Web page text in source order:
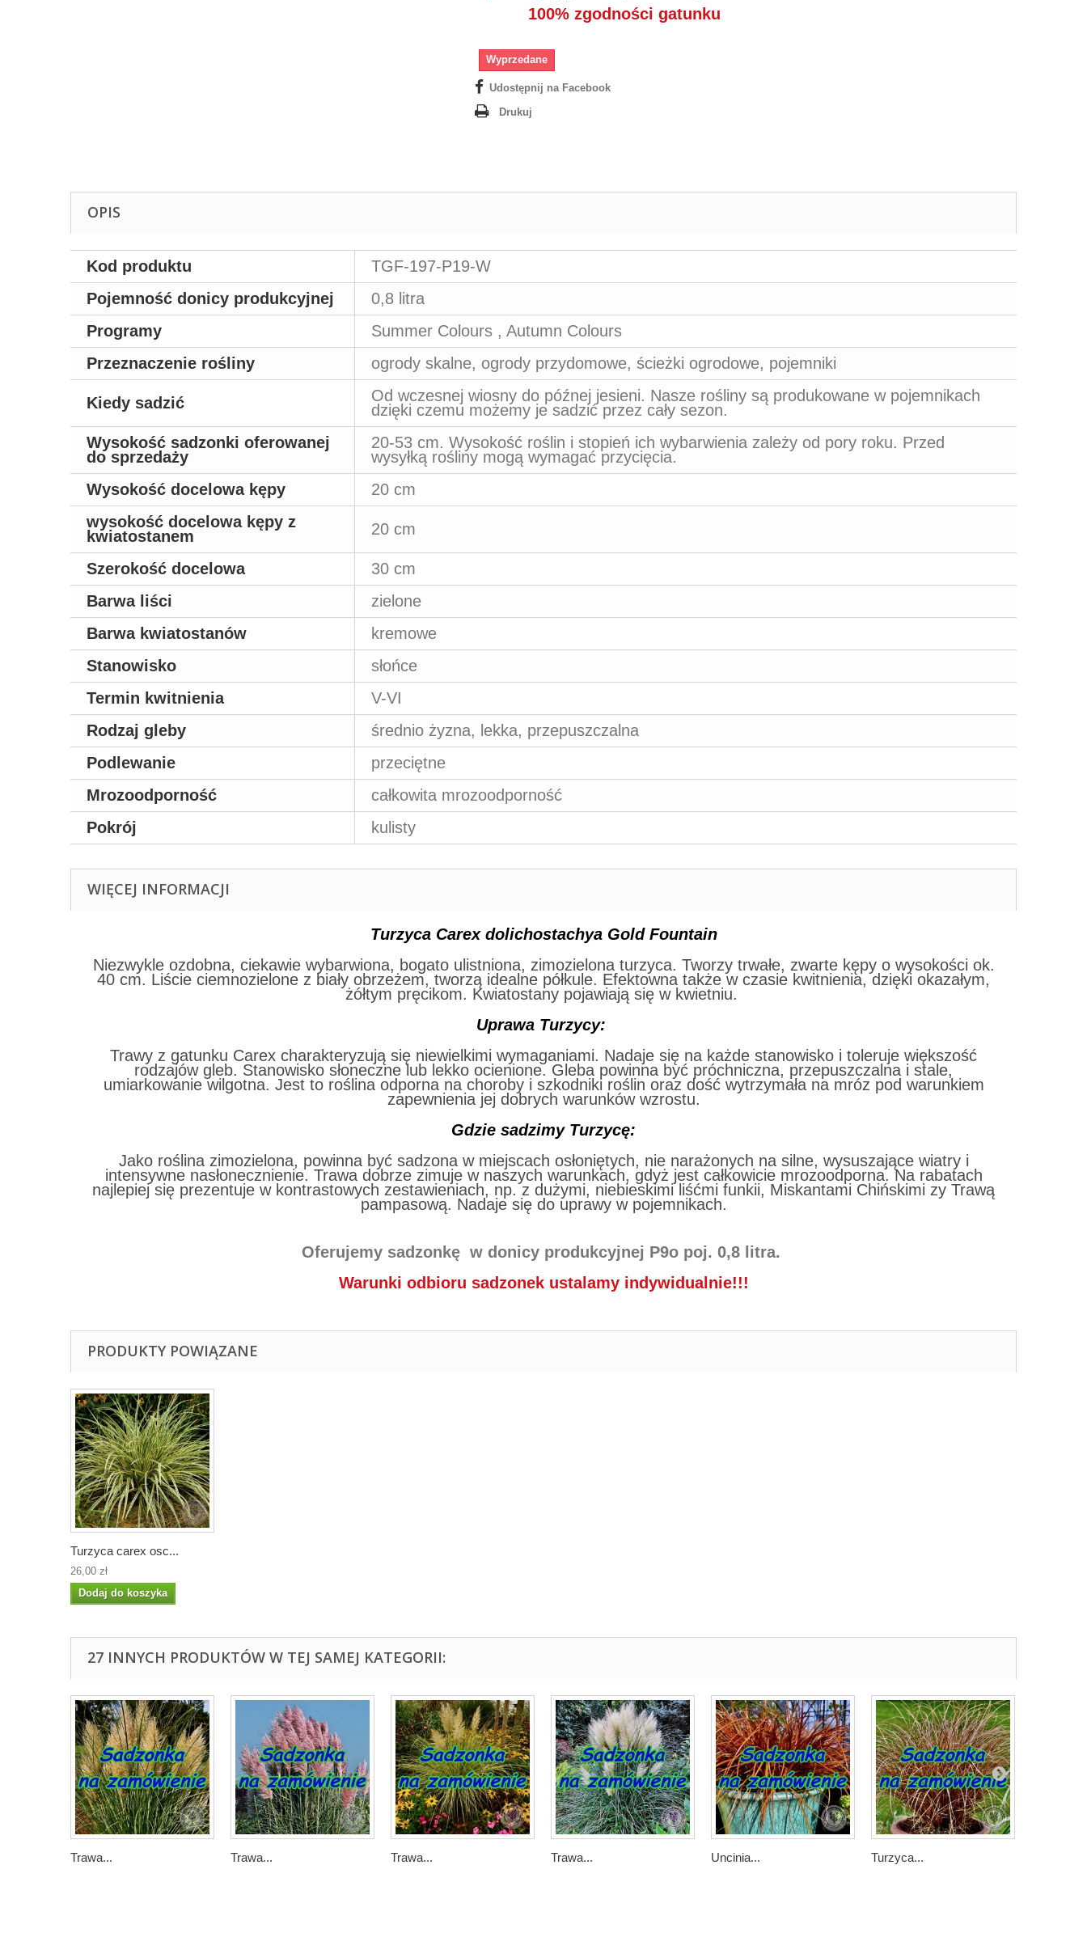
100% zgodności gatunku
Wyprzedane
Udostępnij na Facebook
Drukuj
OPIS
Kod produktu
TGF-197-P19-W
Pojemność donicy produkcyjnej
0,8 litra
Programy
Summer Colours , Autumn Colours
Przeznaczenie rośliny
ogrody skalne, ogrody przydomowe, ścieżki ogrodowe, pojemniki
Kiedy sadzić
Od wczesnej wiosny do późnej jesieni. Nasze rośliny są produkowane w pojemnikach
dzięki czemu możemy je sadzić przez cały sezon.
Wysokość sadzonki oferowanej
do sprzedaży
20-53 cm. Wysokość roślin i stopień ich wybarwienia zależy od pory roku. Przed
wysyłką rośliny mogą wymagać przycięcia.
Wysokość docelowa kępy
20 cm
wysokość docelowa kępy z
kwiatostanem
20 cm
Szerokość docelowa
30 cm
Barwa liści
zielone
Barwa kwiatostanów
kremowe
Stanowisko
słońce
Termin kwitnienia
V-VI
Rodzaj gleby
średnio żyzna, lekka, przepuszczalna
Podlewanie
przeciętne
Mrozoodporność
całkowita mrozoodporność
Pokrój
kulisty
WIĘCEJ INFORMACJI
Turzyca Carex dolichostachya Gold Fountain
Niezwykle ozdobna, ciekawie wybarwiona, bogato ulistniona, zimozielona turzyca. Tworzy trwałe, zwarte kępy o wysokości ok.
40 cm. Liście ciemnozielone z biały obrzeżem, tworzą idealne półkule. Efektowna także w czasie kwitnienia, dzięki okazałym,
żółtym pręcikom. Kwiatostany pojawiają się w kwietniu.
Uprawa Turzycy:
Trawy z gatunku Carex charakteryzują się niewielkimi wymaganiami. Nadaje się na każde stanowisko i toleruje większość
rodzajów gleb. Stanowisko słoneczne lub lekko ocienione. Gleba powinna być próchniczna, przepuszczalna i stale,
umiarkowanie wilgotna. Jest to roślina odporna na choroby i szkodniki roślin oraz dość wytrzymała na mróz pod warunkiem
zapewnienia jej dobrych warunków wzrostu.
Gdzie sadzimy Turzycę:
Jako roślina zimozielona, powinna być sadzona w miejscach osłoniętych, nie narażonych na silne, wysuszające wiatry i
intensywne nasłonecznienie. Trawa dobrze zimuje w naszych warunkach, gdyż jest całkowicie mrozoodporna. Na rabatach
najlepiej się prezentuje w kontrastowych zestawieniach, np. z dużymi, niebieskimi liśćmi funkii, Miskantami Chińskimi zy Trawą
pampasową. Nadaje się do uprawy w pojemnikach.
Oferujemy sadzonkę w donicy produkcyjnej P9o poj. 0,8 litra.
Warunki odbioru sadzonek ustalamy indywidualnie!!!
PRODUKTY POWIĄZANE
Turzyca carex osc...
26,00 zł
Dodaj do koszyka
27 INNYCH PRODUKTÓW W TEJ SAMEJ KATEGORII:
Trawa... Trawa... Trawa... Trawa... Uncinia... Turzyca...